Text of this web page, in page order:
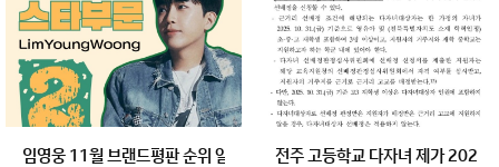
임영웅 11월 브랜드평판 순위 알고싶어요 임영웅 11월 브랜드평판에서
전주 고등학교 다자녀 제가 2027